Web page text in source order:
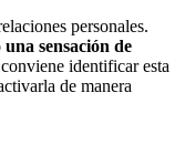
personales.
sensación de
identificar esta
de manera